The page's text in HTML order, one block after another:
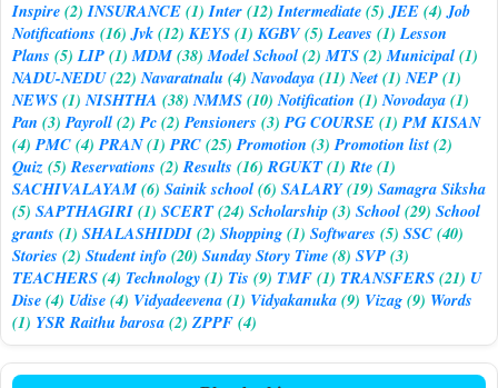
Inspire(2) INSURANCE(1) Inter(12) Intermediate(5) JEE(4) Job
Notifications (16) Jvk(12) KEYS(1) KGBV(5) Leaves (1) Lesson
Plans (5) LIP(1) MDM(38) Model School(2) MTS(2) Municipal(1)
NADU-NEDU(22) Navaratnalu (4) Navodaya(11) Neet(1) NEP(1)
NEWS(1) NISHTHA (38) NMMS(10) Notification (1) Novodaya(1)
Pan (3) Payroll(2) Pc(2) Pensioners (3) PG COURSE(1) PM KISAN
(4) PMC(4) PRAN(1) PRC(25) Promotion (3) Promotion list(2)
Quiz(5) Reservations (2) Results (16) RGUKT(1) Rte(1)
SACHIVALAYAM(6) Sainik school(6) SALARY(19) Samagra Siksha
(5) SAPTHAGIRI(1) SCERT(24) Scholarship(3) School(29) School
grants (1) SHALASHIDDI(2) Shopping(1) Softwares (5) SSC(40)
Stories (2) Student info(20) Sunday Story Time(8) SVP(3)
TEACHERS(4) Technology(1) Tis (9) TMF(1) TRANSFERS(21) U
Dise(4) Udise(4) Vidyadeevena(1) Vidyakanuka(9) Vizag(9) Words
(1) YSR Raithu barosa(2) ZPPF(4)